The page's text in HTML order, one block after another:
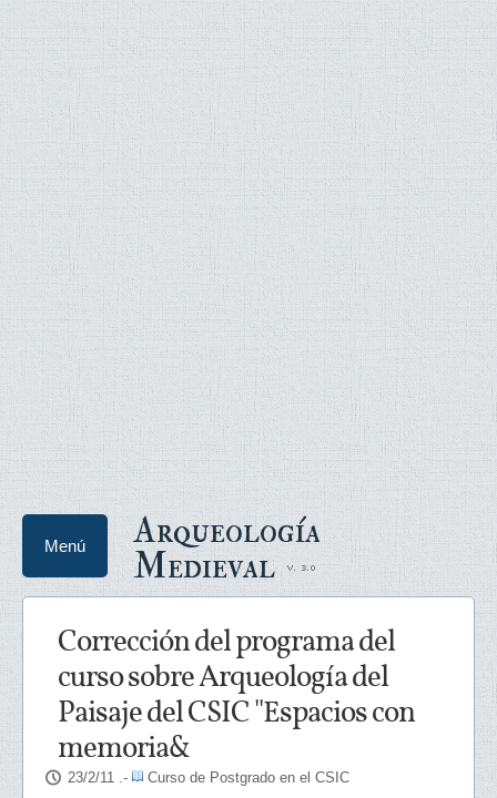
Arqueología
Medieval
Menú
Corrección del programa del
curso sobre Arqueología del
Paisaje del CSIC "Espacios con
memoria&
23/2/11 .- Curso de Postgrado en el CSIC